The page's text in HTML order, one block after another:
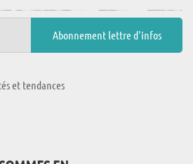
et tendances